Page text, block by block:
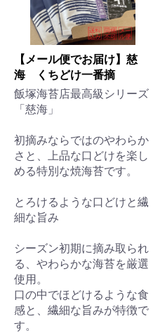
【メール便でお届け】慈
海 くちどけ一番摘
飯塚海苔店最高級シリーズ
「慈海」
初摘みならではのやわらか
さと、上品な口どけを楽し
める特別な焼海苔です。
とろけるような口どけと繊
細な旨み
シーズン初期に摘み取られ
る、やわらかな海苔を厳選
使用。
口の中でほどけるような食
感と、繊細な旨みが特徴で
す。